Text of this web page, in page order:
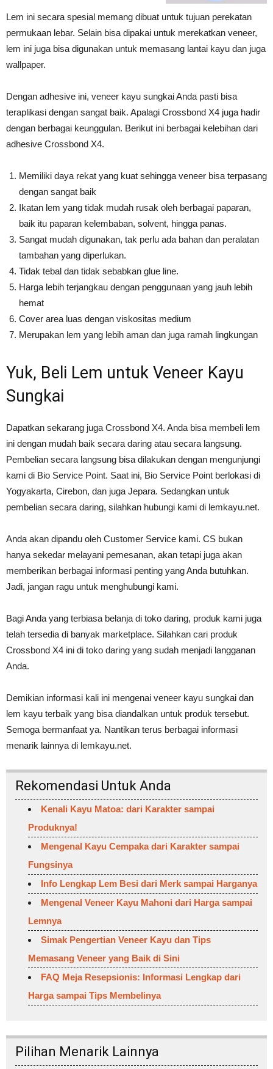
Lem ini secara spesial memang dibuat untuk tujuan perekatan
permukaan lebar. Selain bisa dipakai untuk merekatkan veneer,
lem ini juga bisa digunakan untuk memasang lantai kayu dan juga
wallpaper.
Dengan adhesive ini, veneer kayu sungkai Anda pasti bisa
teraplikasi dengan sangat baik. Apalagi Crossbond X4 juga hadir
dengan berbagai keunggulan. Berikut ini berbagai kelebihan dari
adhesive Crossbond X4.
Memiliki daya rekat yang kuat sehingga veneer bisa terpasang
dengan sangat baik
Ikatan lem yang tidak mudah rusak oleh berbagai paparan,
baik itu paparan kelembaban, solvent, hingga panas.
Sangat mudah digunakan, tak perlu ada bahan dan peralatan
tambahan yang diperlukan.
Tidak tebal dan tidak sebabkan glue line.
Harga lebih terjangkau dengan penggunaan yang jauh lebih
hemat
Cover area luas dengan viskositas medium
Merupakan lem yang lebih aman dan juga ramah lingkungan
Yuk, Beli Lem untuk Veneer Kayu
Sungkai
Dapatkan sekarang juga Crossbond X4. Anda bisa membeli lem
ini dengan mudah baik secara daring atau secara langsung.
Pembelian secara langsung bisa dilakukan dengan mengunjungi
kami di Bio Service Point. Saat ini, Bio Service Point berlokasi di
Yogyakarta, Cirebon, dan juga Jepara. Sedangkan untuk
pembelian secara daring, silahkan hubungi kami di lemkayu.net.
Anda akan dipandu oleh Customer Service kami. CS bukan
hanya sekedar melayani pemesanan, akan tetapi juga akan
memberikan berbagai informasi penting yang Anda butuhkan.
Jadi, jangan ragu untuk menghubungi kami.
Bagi Anda yang terbiasa belanja di toko daring, produk kami juga
telah tersedia di banyak marketplace. Silahkan cari produk
Crossbond X4 ini di toko daring yang sudah menjadi langganan
Anda.
Demikian informasi kali ini mengenai veneer kayu sungkai dan
lem kayu terbaik yang bisa diandalkan untuk produk tersebut.
Semoga bermanfaat ya. Nantikan terus berbagai informasi
menarik lainnya di lemkayu.net.
Rekomendasi Untuk Anda
Kenali Kayu Matoa: dari Karakter sampai
Produknya!
Mengenal Kayu Cempaka dari Karakter sampai
Fungsinya
Info Lengkap Lem Besi dari Merk sampai Harganya
Mengenal Veneer Kayu Mahoni dari Harga sampai
Lemnya
Simak Pengertian Veneer Kayu dan Tips
Memasang Veneer yang Baik di Sini
FAQ Meja Resepsionis: Informasi Lengkap dari
Harga sampai Tips Membelinya
Pilihan Menarik Lainnya